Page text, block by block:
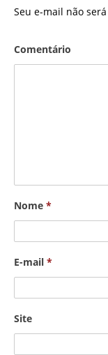
Seu e-mail não
Comentário
Nome *
E-mail *
Site